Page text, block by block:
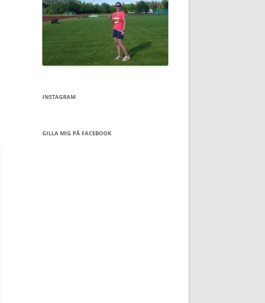
INSTAGRAM
GILLA MIG PÅ FACEBOOK